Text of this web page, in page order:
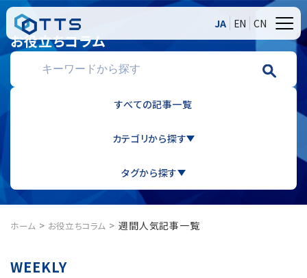
CN
EN
JA
お役立ちコラム
すべての記事一覧
カテゴリから探す
タグから探す
ホーム お役立ちコラム 週間人気記事一覧